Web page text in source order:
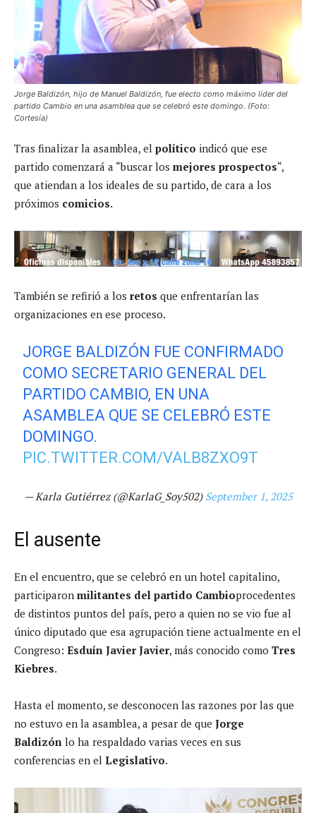
Jorge Baldizón, hijo de Manuel Baldizón, fue electo como máximo líder del
partido Cambio en una asamblea que se celebró este domingo. (Foto:
Cortesía)
Tras finalizar la asamblea, el político indicó que ese
partido comenzará a “buscar los mejores prospectos“,
que atiendan a los ideales de su partido, de cara a los
próximos comicios.
También se refirió a los retos que enfrentarían las
organizaciones en ese proceso.
JORGE BALDIZÓN FUE CONFIRMADO
COMO SECRETARIO GENERAL DEL
PARTIDO CAMBIO, EN UNA
ASAMBLEA QUE SE CELEBRÓ ESTE
DOMINGO.
PIC.TWITTER.COM/VALB8ZXO9T
— Karla Gutiérrez (@KarlaG_Soy502) September 1, 2025
El ausente
En el encuentro, que se celebró en un hotel capitalino,
participaron militantes del partido Cambioprocedentes
de distintos puntos del país, pero a quien no se vio fue al
único diputado que esa agrupación tiene actualmente en el
Congreso: Esduín Javier Javier, más conocido como Tres
Kiebres.
Hasta el momento, se desconocen las razones por las que
no estuvo en la asamblea, a pesar de que Jorge
Baldizón lo ha respaldado varias veces en sus
conferencias en el Legislativo.